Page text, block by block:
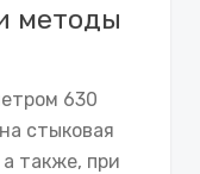
методы
630
стыковая
также, при